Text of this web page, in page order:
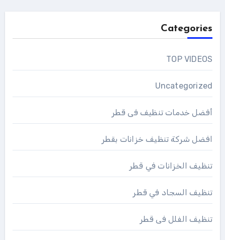
Categories
TOP VIDEOS
Uncategorized
أفضل خدمات تنظيف فى قطر
افضل شركة تنظيف خزانات بقطر
تنظيف الخزانات في قطر
تنظيف السجاد في قطر
تنظيف الفلل فى قطر